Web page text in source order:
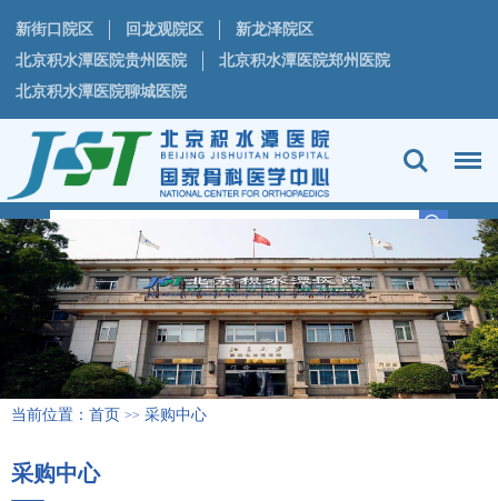
新街口院区 回龙观院区
新龙泽院区
北京积水潭医院贵州医院
北京积水潭医院郑州医院
北京积水潭医院聊城医院
当前位置： 首页 >> 采购中心
采购中心